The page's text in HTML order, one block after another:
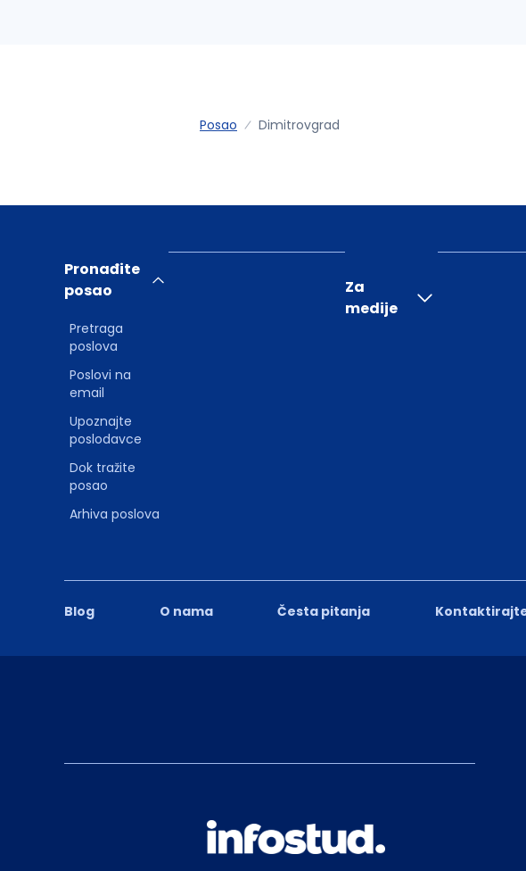
Posao Dimitrovgrad
Blog O nama Česta pitanja
Pronađite
posao
Pretraga
poslova
Poslovi na
email
Upoznajte
poslodavce
Dok tražite
posao
Arhiva poslova
Za
medije